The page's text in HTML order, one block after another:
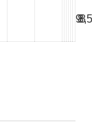
98,5
8